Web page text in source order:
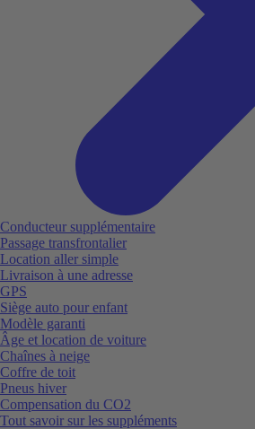
Conducteur supplémentaire
Passage transfrontalier
Location aller simple
Livraison à une adresse
GPS
Siège auto pour enfant
Modèle garanti
Âge et location de voiture
Chaînes à neige
Coffre de toit
Pneus hiver
Compensation du CO2
Tout savoir sur les suppléments